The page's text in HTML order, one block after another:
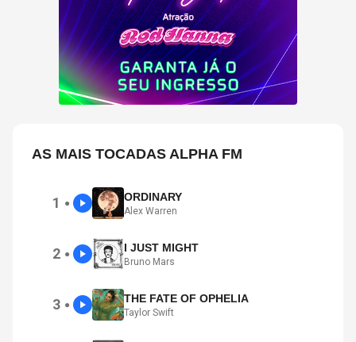
AS MAIS TOCADAS ALPHA FM
1 ● ORDINARY
Alex Warren
2 ● I JUST MIGHT
Bruno Mars
3 ● THE FATE OF OPHELIA
Taylor Swift